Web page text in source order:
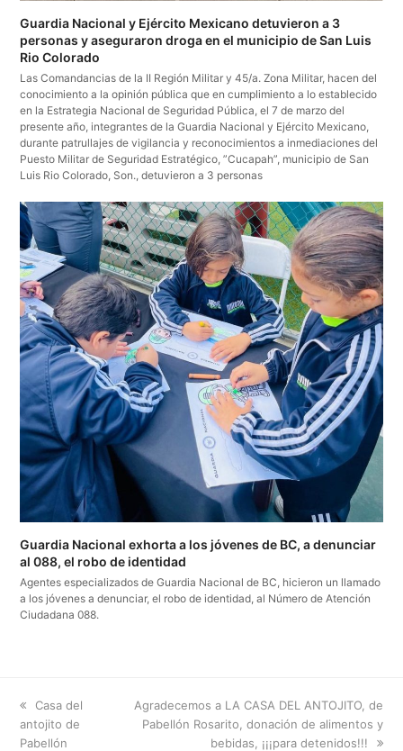
Guardia Nacional y Ejército Mexicano detuvieron a 3
personas y aseguraron droga en el municipio de San Luis
Rio Colorado
Las Comandancias de la II Región Militar y 45/a. Zona Militar, hacen del
conocimiento a la opinión pública que en cumplimiento a lo establecido
en la Estrategia Nacional de Seguridad Pública, el 7 de marzo del
presente año, integrantes de la Guardia Nacional y Ejército Mexicano,
durante patrullajes de vigilancia y reconocimientos a inmediaciones del
Puesto Militar de Seguridad Estratégico, ”Cucapah”, municipio de San
Luis Rio Colorado, Son., detuvieron a 3 personas
Guardia Nacional exhorta a los jóvenes de BC, a denunciar
al 088, el robo de identidad
Agentes especializados de Guardia Nacional de BC, hicieron un llamado
a los jóvenes a denunciar, el robo de identidad, al Número de Atención
Ciudadana 088.
previous
post:
Casa del
antojito de
Pabellón
next
post:
Agradecemos a LA CASA DEL ANTOJITO, de
Pabellón Rosarito, donación de alimentos y
bebidas, ¡¡¡para detenidos!!!